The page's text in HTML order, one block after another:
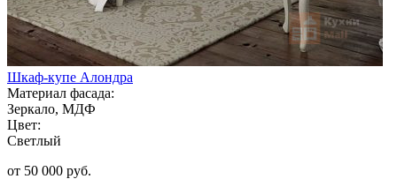
Шкаф-купе Алондра
Материал фасада:
Зеркало, МДФ
Цвет:
Светлый
от 50 000 руб.